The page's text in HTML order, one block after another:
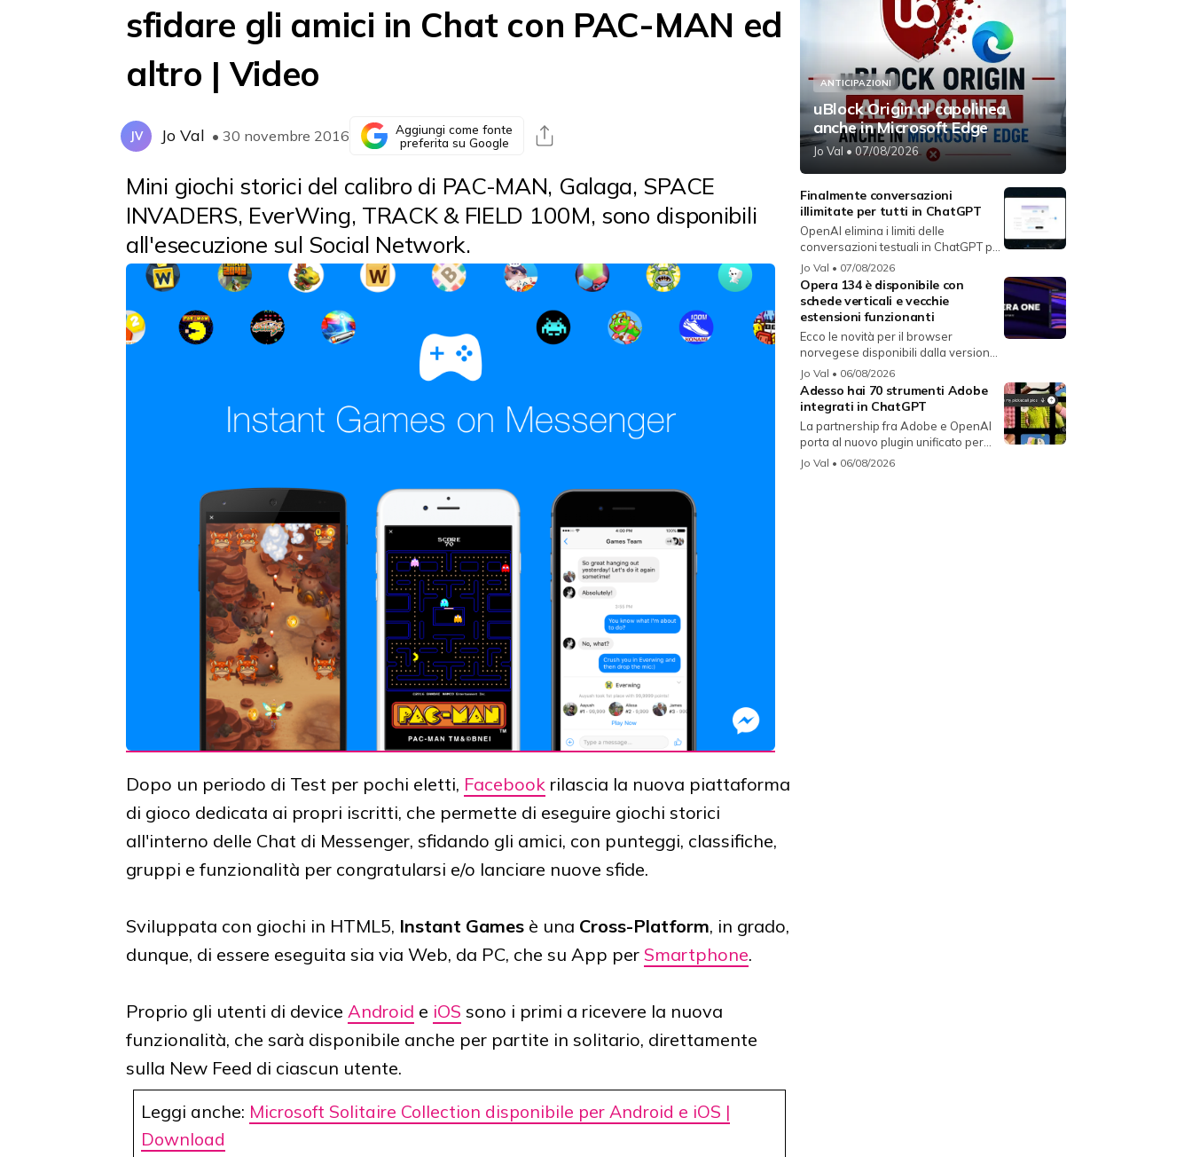
sfidare gli amici in Chat con PAC-MAN ed
altro | Video
JV Jo Val • 30 novembre 2016
Aggiungi come fonte
preferita su Google
Mini giochi storici del calibro di PAC-MAN, Galaga, SPACE
INVADERS, EverWing, TRACK & FIELD 100M, sono disponibili
all'esecuzione sul Social Network.
Dopo un periodo di Test per pochi eletti, Facebook rilascia la nuova piattaforma
di gioco dedicata ai propri iscritti, che permette di eseguire giochi storici
all'interno delle Chat di Messenger, sfidando gli amici, con punteggi, classifiche,
gruppi e funzionalità per congratularsi e/o lanciare nuove sfide.
Sviluppata con giochi in HTML5, Instant Games è una Cross-Platform, in grado,
dunque, di essere eseguita sia via Web, da PC, che su App per Smartphone.
Proprio gli utenti di device Android e iOS sono i primi a ricevere la nuova
funzionalità, che sarà disponibile anche per partite in solitario, direttamente
sulla New Feed di ciascun utente.
Leggi anche: Microsoft Solitaire Collection disponibile per Android e iOS |
Download
ANTICIPAZIONI
uBlock Origin al capolinea
anche in Microsoft Edge
Jo Val • 07/08/2026
Finalmente conversazioni
illimitate per tutti in ChatGPT
OpenAI elimina i limiti delle
conversazioni testuali in ChatGPT per
i...
Jo Val • 07/08/2026
Opera 134 è disponibile con
schede verticali e vecchie
estensioni funzionanti
Ecco le novità per il browser
norvegese disponibili dalla versione
134...
Jo Val • 06/08/2026
Adesso hai 70 strumenti Adobe
integrati in ChatGPT
La partnership fra Adobe e OpenAI
porta al nuovo plugin unificato per...
Jo Val • 06/08/2026